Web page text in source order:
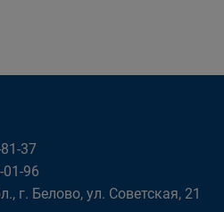
37
96
г. Белово, ул. Советская, 21